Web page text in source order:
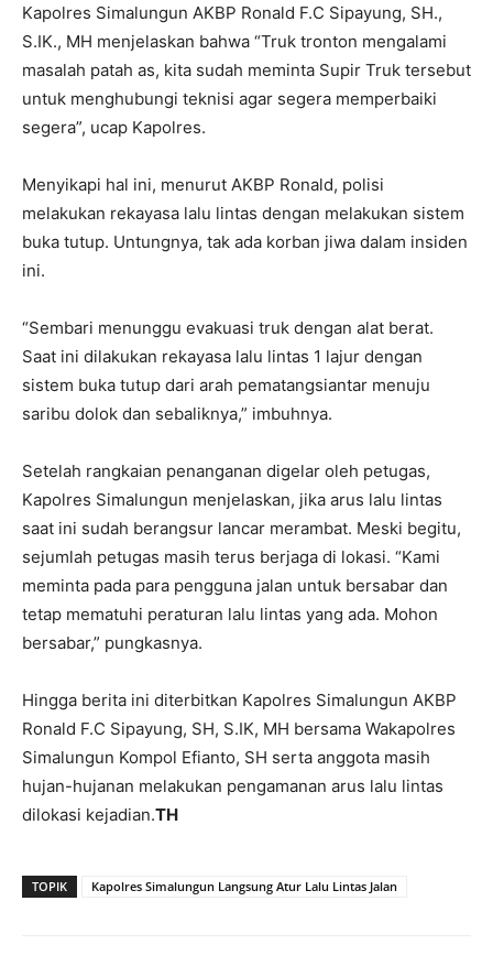
Kapolres Simalungun AKBP Ronald F.C Sipayung, SH.,
S.IK., MH menjelaskan bahwa “Truk tronton mengalami
masalah patah as, kita sudah meminta Supir Truk tersebut
untuk menghubungi teknisi agar segera memperbaiki
segera”, ucap Kapolres.
Menyikapi hal ini, menurut AKBP Ronald, polisi
melakukan rekayasa lalu lintas dengan melakukan sistem
buka tutup. Untungnya, tak ada korban jiwa dalam insiden
ini.
“Sembari menunggu evakuasi truk dengan alat berat.
Saat ini dilakukan rekayasa lalu lintas 1 lajur dengan
sistem buka tutup dari arah pematangsiantar menuju
saribu dolok dan sebaliknya,” imbuhnya.
Setelah rangkaian penanganan digelar oleh petugas,
Kapolres Simalungun menjelaskan, jika arus lalu lintas
saat ini sudah berangsur lancar merambat. Meski begitu,
sejumlah petugas masih terus berjaga di lokasi. “Kami
meminta pada para pengguna jalan untuk bersabar dan
tetap mematuhi peraturan lalu lintas yang ada. Mohon
bersabar,” pungkasnya.
Hingga berita ini diterbitkan Kapolres Simalungun AKBP
Ronald F.C Sipayung, SH, S.IK, MH bersama Wakapolres
Simalungun Kompol Efianto, SH serta anggota masih
hujan-hujanan melakukan pengamanan arus lalu lintas
dilokasi kejadian.TH
TOPIK Kapolres Simalungun Langsung Atur Lalu Lintas Jalan